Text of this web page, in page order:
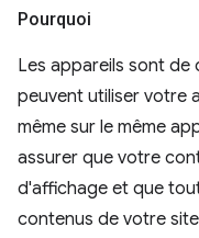
Pourquoi
Les appareils sont de
peuvent utiliser votre
même sur le même
assurer que votre
d'affichage et que
contenus de votre